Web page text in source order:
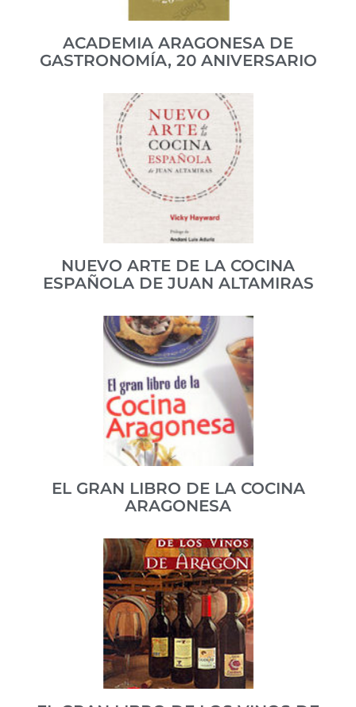
VER PUBLICACIÓN
ACADEMIA ARAGONESA DE
GASTRONOMÍA, 20 ANIVERSARIO
Libro conmemorativo de los 20 años de vida de esta
institución.
ISBN 978-84-940838-3-9
NUEVO ARTE DE LA COCINA
ESPAÑOLA DE JUAN ALTAMIRAS
El libro que revolucionó la cocina española: Juan
Altamiras fue el Ferrán Adrià de las cocinas del s. XVIII.
ISBN 978-84-344253-0-9
VER PUBLICACIÓN
EL GRAN LIBRO DE LA COCINA
ARAGONESA
Este manual deja en evidencia los enormes progresos
que han realizado los restaurantes de Aragón.
ISBN 84-95349-10-8
VER PUBLICACIÓN